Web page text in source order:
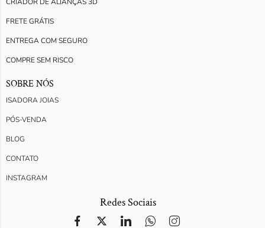
FRETE GRÁTIS
ENTREGA COM SEGURO
COMPRE SEM RISCO
SOBRE NÓS
ISADORA JOIAS
PÓS-VENDA
BLOG
CONTATO
INSTAGRAM
Redes Sociais